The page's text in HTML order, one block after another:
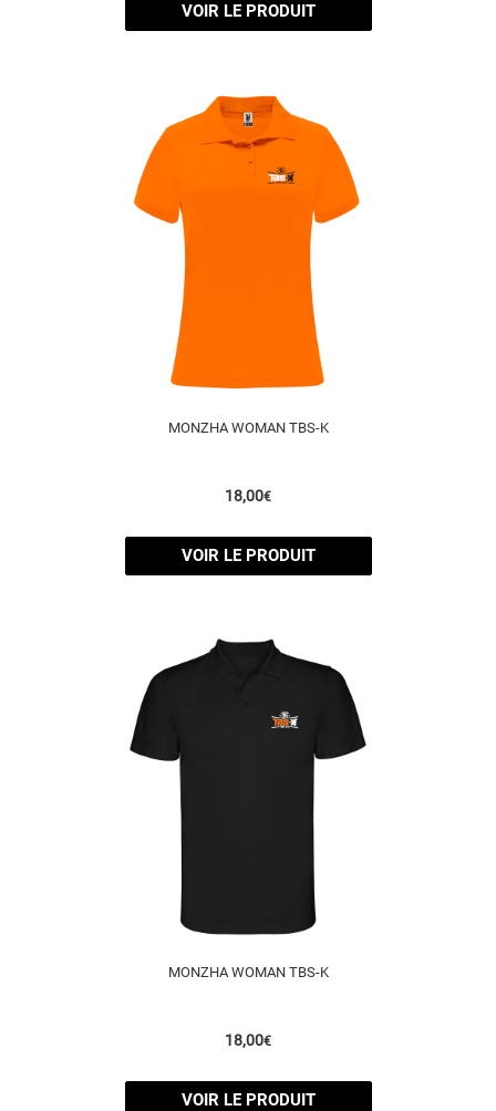
VOIR LE PRODUIT
MONZHA WOMAN TBS-K
18,00€
VOIR LE PRODUIT
MONZHA WOMAN TBS-K
18,00€
VOIR LE PRODUIT